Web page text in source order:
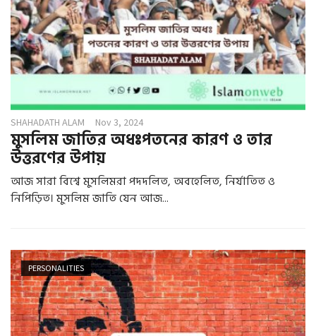
SHAHADATH ALAM Nov 3, 2024
মুসলিম জাতির অধঃপতনের কারণ ও তার
উত্তরণের উপায়
আজ সারা বিশ্বে মুসলিমরা পদদলিত, অবহেলিত, নির্যাতিত ও
নিপিড়িত। মুসলিম জাতি যেন আজ...
PERSONALITIES